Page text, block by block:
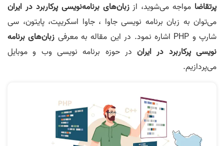
پرتقاضا مواجه می‌شوید، اززبانهای برنامهنویسی پرکاربرد در ایران
می‌توان به زبان برنامه نویسی جاوا ، جاوا اسکریپت، پایتون، سی
شارپ و PHP اشاره نمود. در این مقاله به معرفی
زبانهای برنامه
نویسی پرکاربرد در ایراندر حوزه برنامه‌ نویسی وب و موبایل
می‌پردازیم.